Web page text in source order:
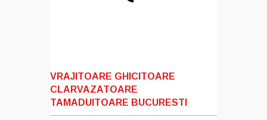
VRAJITOARE GHICITOARE
CLARVAZATOARE
TAMADUITOARE BUCURESTI